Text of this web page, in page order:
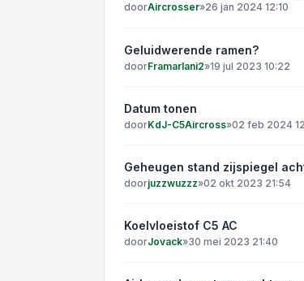
doorAircrosser»26 jan 2024 12:10
Geluidwerende ramen?
doorFramarlani2»19 jul 2023 10:22
Datum tonen
doorKdJ-C5Aircross»02 feb 2024
Geheugen stand zijspiegel
doorjuzzwuzzz»02 okt 2023 21:54
Koelvloeistof C5 AC
doorJovack»30 mei 2023 21:40